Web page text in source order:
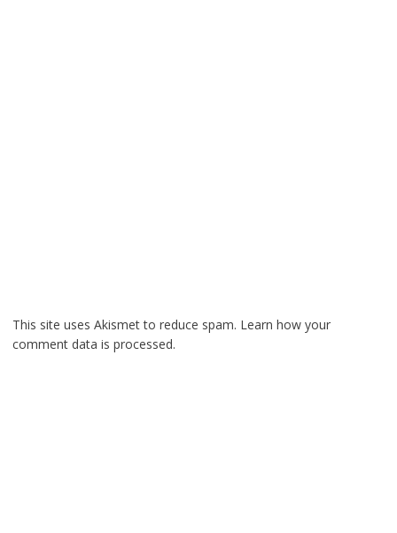
This site uses Akismet to reduce spam. Learn how your
comment data is processed.